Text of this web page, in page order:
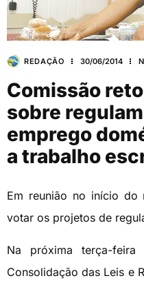
REDAÇÃO 30/06/2014
Comissão
sobre
emprego
a trabalho
Em reunião no início do
votar os projetos de
Na próxima terça-
Consolidação das Leis e